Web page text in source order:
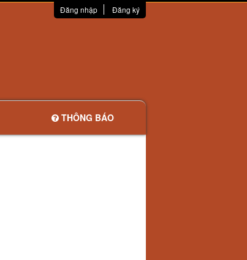
Đăng nhập Đăng ký
THÔNG BÁO